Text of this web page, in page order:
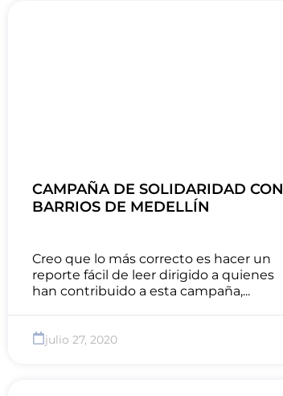
CAMPAÑA DE SOLIDARIDAD CON
BARRIOS DE MEDELLÍN
Creo que lo más correcto es hacer un
reporte fácil de leer dirigido a quienes
han contribuido a esta campaña,...
julio 27, 2020